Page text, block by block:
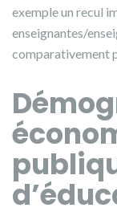
exemple un recul
enseignantes/
comparativement
D